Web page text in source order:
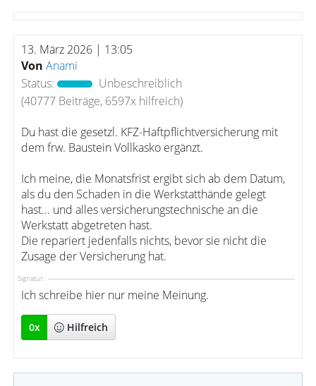
13. März 2026 | 13:05
Von Anami
Status:
Unbeschreiblich
(40777 Beiträge, 6597x hilfreich)
Du hast die gesetzl. KFZ-Haftpflichtversicherung mit
dem frw. Baustein Vollkasko ergänzt.
Ich meine, die Monatsfrist ergibt sich ab dem Datum,
als du den Schaden in die Werkstatthände gelegt
hast... und alles versicherungstechnische an die
Werkstatt abgetreten hast.
Die repariert jedenfalls nichts, bevor sie nicht die
Zusage der Versicherung hat.
Signatur:
Ich schreibe hier nur meine Meinung.
0x Hilfreich